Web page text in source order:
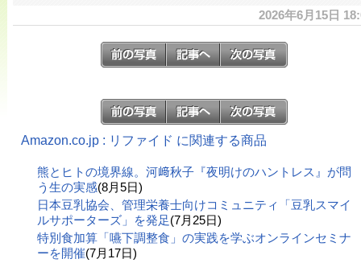
2026年6月15日
Amazon.co.jp : リファイド に関連する商品
熊とヒトの境界線。河﨑秋子『夜明けのハントレス』が問
う生の実感(8月5日)
日本豆乳協会、管理栄養士向けコミュニティ「豆乳スマイ
ルサポーターズ」を発足(7月25日)
特別食加算「嚥下調整食」の実践を学ぶオンラインセミナ
ーを開催(7月17日)